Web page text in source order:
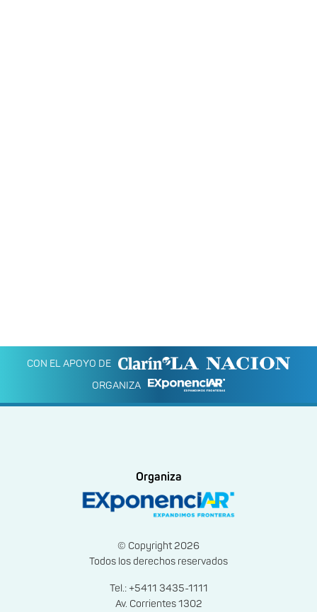
CON EL APOYO DE
ORGANIZA
Organiza
© Copyright 2026
Todos los derechos reservados
Tel.: +5411 3435-1111
Av. Corrientes 1302